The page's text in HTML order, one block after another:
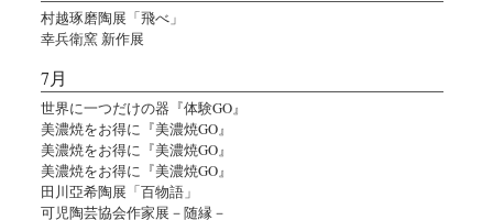
村越琢磨陶展「飛べ」
幸兵衛窯 新作展
7月
世界に一つだけの器『体験GO』
美濃焼をお得に『美濃焼GO』
美濃焼をお得に『美濃焼GO』
美濃焼をお得に『美濃焼GO』
田川亞希陶展「百物語」
可児陶芸協会作家展－随縁－